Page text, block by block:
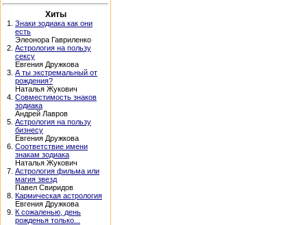
Хиты
1. Знаки зодиака как они
есть
Элеонора Гавриленко
2. Астрология на пользу
сексу
Евгения Дружкова
3. А ты экстремальный от
рождения?
Наталья Жукович
4. Совместимость знаков
зодиака
Андрей Лавров
5. Астрология на пользу
бизнесу
Евгения Дружкова
6. Соответствие имени
знакам зодиака
Наталья Жукович
7. Астрология фильма или
магия звезд
Павел Свиридов
8. Кармическая астрология
Евгения Дружкова
9. К сожаленью, день
рожденья только...